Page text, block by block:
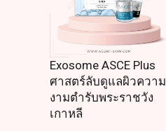
Exosome ASCE Plus
ศาสตร์ลับดูแลผิวความ
งามตำรับพระราชวัง
เกาหลี